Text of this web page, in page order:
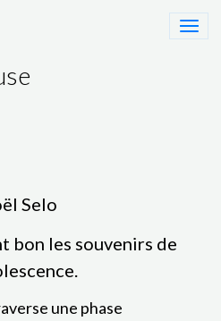
Selo
bon les souvenirs de
une phase